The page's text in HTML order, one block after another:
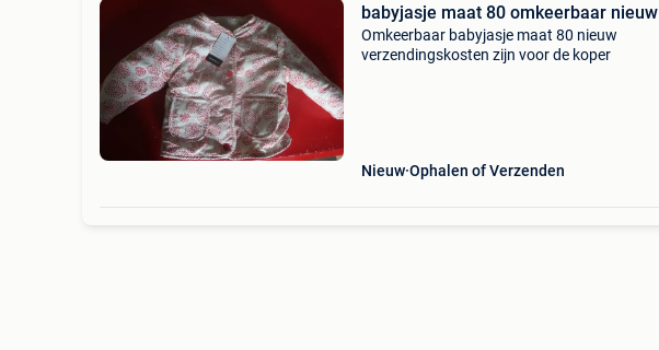
babyjasje maat 80 omkeerbaar nieuw
Omkeerbaar babyjasje maat 80 nieuw
verzendingskosten zijn voor de koper
Nieuw Ophalen of Verzenden